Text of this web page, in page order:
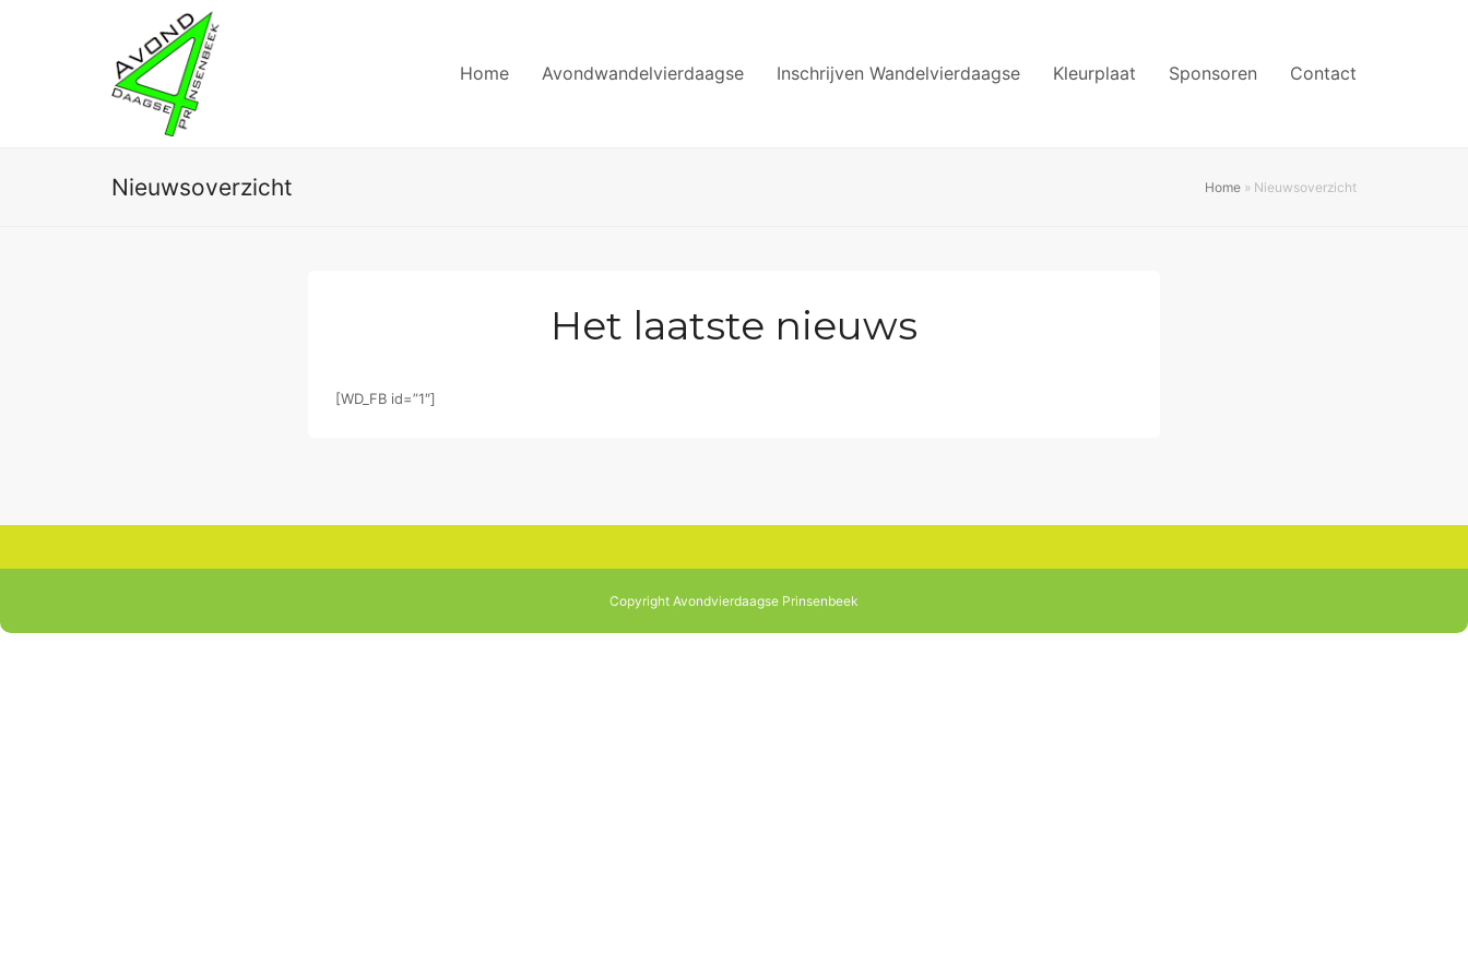
Home Avondwandelvierdaagse Inschrijven Wandelvierdaagse Kleurplaat Sponsoren Contact
Nieuwsoverzicht Home » Nieuwsoverzicht
Het laatste nieuws
[WD_FB id=”1″]
Copyright Avondvierdaagse Prinsenbeek